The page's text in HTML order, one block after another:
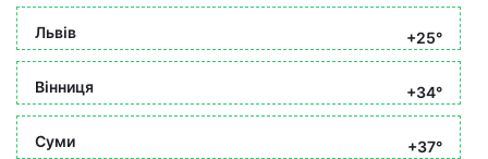
Львів +25°
Вінниця +34°
Суми +37°